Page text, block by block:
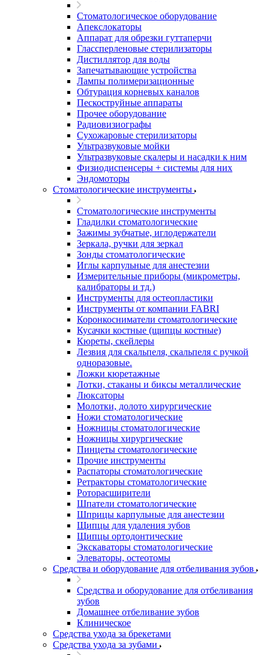
Стоматологическое оборудование
Апекслокаторы
Аппарат для обрезки гуттаперчи
Глассперленовые стерилизаторы
Дистиллятор для воды
Запечатывающие устройства
Лампы полимеризационные
Обтурация корневых каналов
Пескоструйные аппараты
Прочее оборудование
Радиовизиографы
Сухожаровые стерилизаторы
Ультразвуковые мойки
Ультразвуковые скалеры и насадки к ним
Физиодиспенсеры + системы для них
Эндомоторы
Стоматологические инструменты
Стоматологические инструменты
Гладилки стоматологические
Зажимы зубчатые, иглодержатели
Зеркала, ручки для зеркал
Зонды стоматологические
Иглы карпульные для анестезии
Измерительные приборы (микрометры,
калибраторы и тд.)
Инструменты для остеопластики
Инструменты от компании FABRI
Коронкосниматели стоматологические
Кусачки костные (щипцы костные)
Кюреты, скейлеры
Лезвия для скальпеля, скальпеля с ручкой
одноразовые.
Ложки кюретажные
Лотки, стаканы и биксы металлические
Люксаторы
Молотки, долото хирургические
Ножи стоматологические
Ножницы стоматологические
Ножницы хирургические
Пинцеты стоматологические
Прочие инструменты
Распаторы стоматологические
Ретракторы стоматологические
Роторасширители
Шпатели стоматологические
Шприцы карпульные для анестезии
Щипцы для удаления зубов
Щипцы ортодонтические
Экскаваторы стоматологические
Элеваторы, остеотомы
Средства и оборудование для отбеливания зубов
Средства и оборудование для отбеливания
зубов
Домашнее отбеливание зубов
Клиническое
Средства ухода за брекетами
Средства ухода за зубами